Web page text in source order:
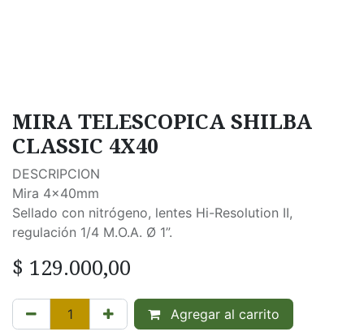
MIRA TELESCOPICA SHILBA
CLASSIC 4X40
DESCRIPCION
Mira 4x40mm
Sellado con nitrógeno, lentes Hi-Resolution II,
regulación 1/4 M.O.A. Ø 1”.
$ 129.000,00
Agregar al carrito